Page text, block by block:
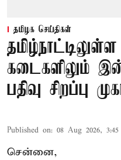
தமிழக செய்திகள்
கடைகளிலும்
பதிவு சிறப்பு
Published on: 08 Aug 2026,
சென்னை,